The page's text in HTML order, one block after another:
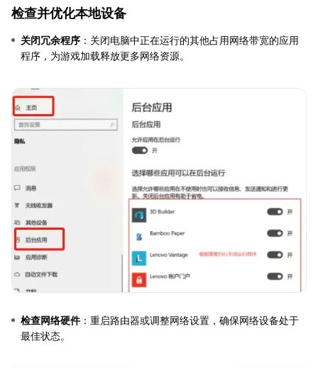
检查并优化本地设备
关闭冗余程序 ：关闭电脑中正在运行的其他占用网络带宽的应用
程序，为游戏加载释放更多网络资源。
检查网络硬件：重启路由器或调整网络设置，确保网络设备处于
最佳状态。